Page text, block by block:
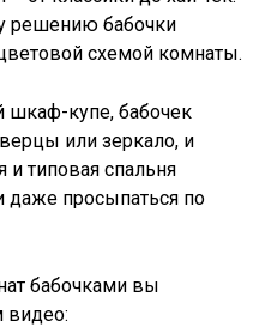
решению бабочки
схемой комнаты.
шкаф-купе, бабочек
или зеркало, и
и типовая спальня
даже просыпаться по
бабочками вы
видео: